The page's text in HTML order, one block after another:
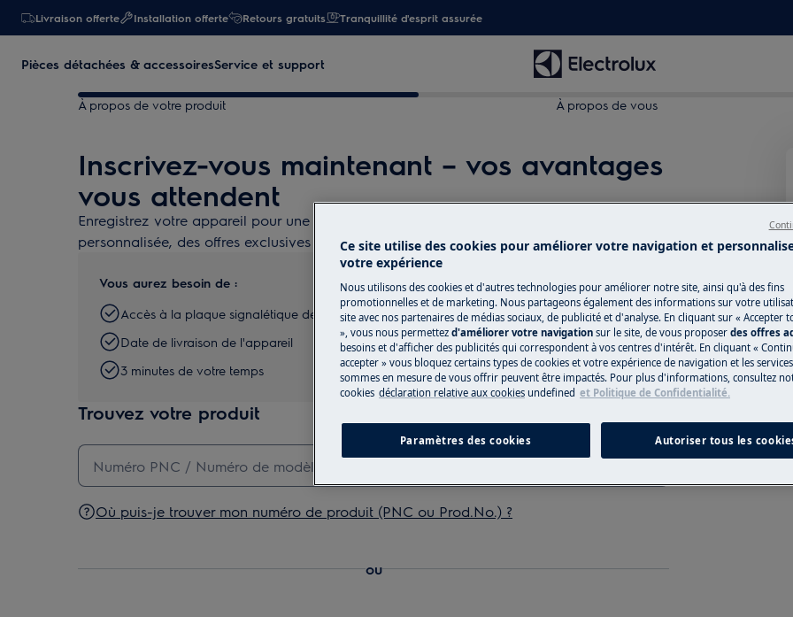
Livraison offerte Installation offerte Retours gratuits Tranquillité d'esprit assurée
Pièces détachées & accessoiresService et support
À propos de votre produit À propos de vous
Inscrivez-vous maintenant – vos avantages
vous attendent
Enregistrez votre appareil pour une expérience plus fluide – avec une assistance
personnalisée, des offres exclusives et la possibilité d'étendre votre garantie.
Vous aurez besoin de :
Accès à la plaque signalétique de l'appareil
Date de livraison de l'appareil
3 minutes de votre temps
Trouvez votre produit
Où puis-je trouver mon numéro de produit (PNC ou Prod.No.) ?
ou
Ce site utilise des cookies pour améliorer votre navigation et
votre expérience
Nous utilisons des cookies et d'autres technologies pour améliorer notre site, ainsi qu'à des fins
promotionnelles et de marketing. Nous partageons également des informations sur votre
site avec nos partenaires de médias sociaux, de publicité et d'analyse. En cliquant sur « Accepter
», vous nous permettez d'améliorer votre navigation sur le site, de vous proposer des offres
besoins et d'afficher des publicités qui correspondent à vos centres d'intérêt. En cliquant «
accepter » vous bloquez certains types de cookies et votre expérience de navigation et les
sommes en mesure de vous offrir peuvent être impactés. Pour plus d'informations, consultez
cookies déclaration relative aux cookies undefined et Politique de Confidentialité.
Paramètres des cookies Autoriser tous les